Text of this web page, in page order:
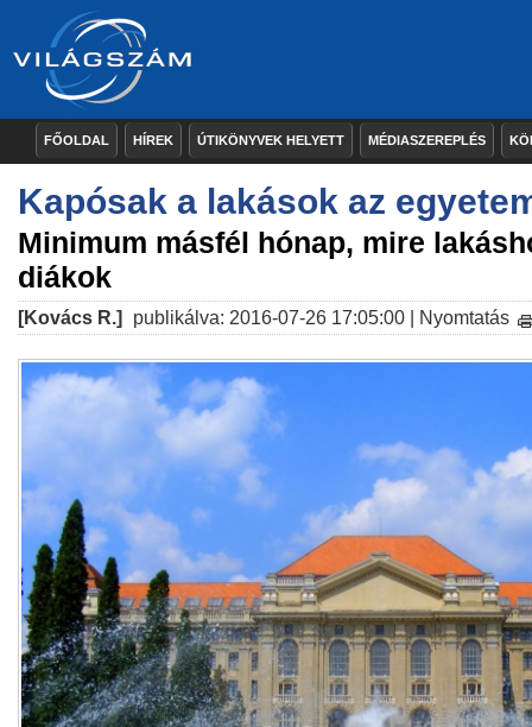
FŐOLDAL HÍREK ÚTIKÖNYVEK HELYETT MÉDIASZEREPLÉS
Kapósak a lakások az
Minimum másfél hónap, mire
diákok
[Kovács R.] publikálva: 2016-07-26 17:05:00 | Nyomtatás